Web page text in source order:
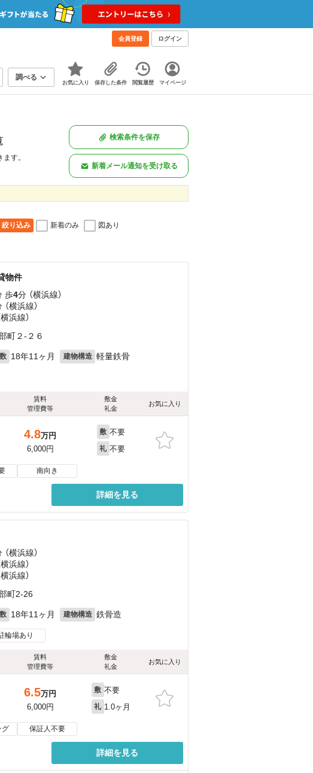
会員登録 ログイン
調べる
お気に入り 保存した条件 閲覧履歴 マイページ
す。
検索条件を保存
新着メール通知を受け取る
絞り込み 新着のみ 図あり
物件
歩4分 （横浜線）
（横浜線）
浜線）
町２-２６
18年11ヶ月 建物構造 軽量鉄骨
賃料
管理費等
敷金
礼金
お気に入り
4.8万円
6,000円
敷 不要
礼 不要
南向き
詳細を見る
（横浜線）
浜線）
浜線）
町2-26
18年11ヶ月 建物構造 鉄骨造
輪場あり
賃料
管理費等
敷金
礼金
お気に入り
6.5万円
6,000円
敷 不要
礼 1.0ヶ月
グ 保証人不要
詳細を見る